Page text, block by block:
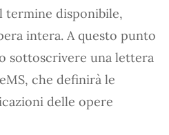
termine disponibile,
intera. A questo punto
sottoscrivere una lettera
che definirà le
delle opere